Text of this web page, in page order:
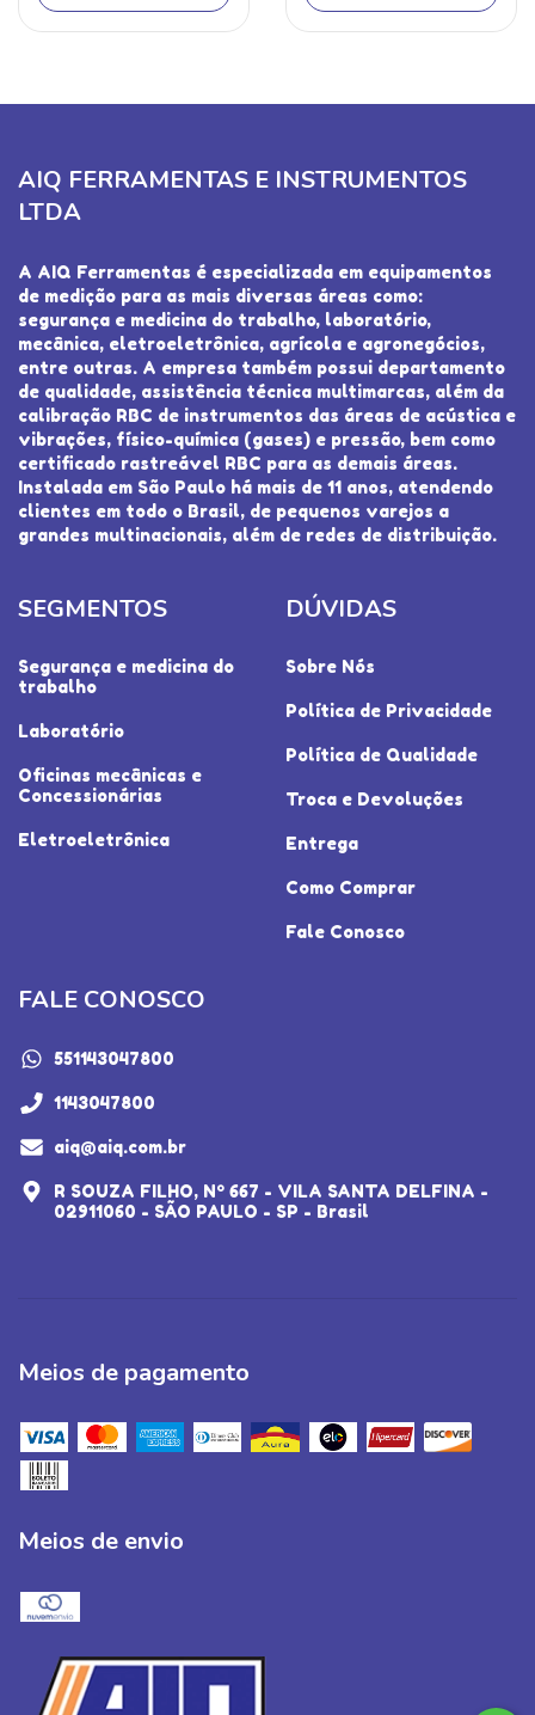
AIQ FERRAMENTAS E INSTRUMENTOS
LTDA
A AIQ Ferramentas é especializada em equipamentos
de medição para as mais diversas áreas como:
segurança e medicina do trabalho, laboratório,
mecânica, eletroeletrônica, agrícola e agronegócios,
entre outras. A empresa também possui departamento
de qualidade, assistência técnica multimarcas, além da
calibração RBC de instrumentos das áreas de acústica e
vibrações, físico-química (gases) e pressão, bem como
certificado rastreável RBC para as demais áreas.
Instalada em São Paulo há mais de 11 anos, atendendo
clientes em todo o Brasil, de pequenos varejos a
grandes multinacionais, além de redes de distribuição.
SEGMENTOS
Segurança e medicina do
trabalho
Laboratório
Oficinas mecânicas e
Concessionárias
Eletroeletrônica
DÚVIDAS
Sobre Nós
Política de Privacidade
Política de Qualidade
Troca e Devoluções
Entrega
Como Comprar
Fale Conosco
FALE CONOSCO
551143047800
1143047800
aiq@aiq.com.br
R SOUZA FILHO, Nº 667 - VILA SANTA DELFINA -
02911060 - SÃO PAULO - SP - Brasil
Meios de pagamento
Meios de envio